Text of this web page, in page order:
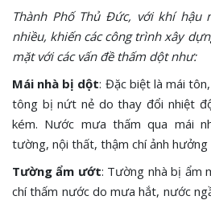
Thành Phố Thủ Đức, với khí hậu
nhiều, khiến các công trình xây
mặt với các vấn đề thấm dột như:
Mái nhà bị dột: Đặc biệt là mái
tông bị nứt nẻ do thay đổi nhiệt
kém. Nước mưa thấm qua mái
tường, nội thất, thậm chí ảnh hưởng
Tường ẩm ướt: Tường nhà bị ẩm
chí thấm nước do mưa hắt, nước